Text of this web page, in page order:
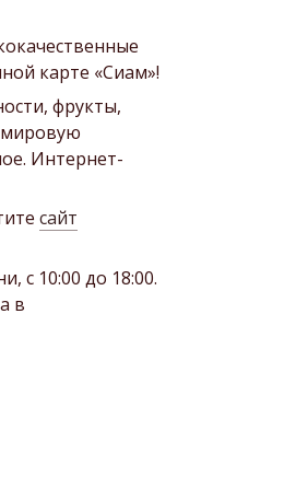
карте «Сиам»!
фрукты,
мировую
Интернет-
сайт
с 10:00 до 18:00.
в